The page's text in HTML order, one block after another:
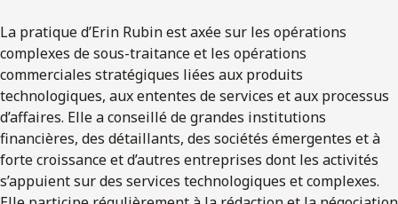
La pratique d’Erin Rubin est axée sur les opérations
complexes de sous-traitance et les opérations
commerciales stratégiques liées aux produits
technologiques, aux ententes de services et aux processus
d’affaires. Elle a conseillé de grandes institutions
financières, des détaillants, des sociétés émergentes et à
forte croissance et d’autres entreprises dont les activités
s’appuient sur des services technologiques et complexes.